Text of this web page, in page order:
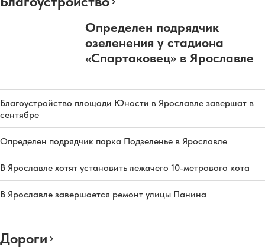
Определен подрядчик
озеленения у стадиона
«Спартаковец» в Ярославле
Благоустройство площади Юности в Ярославле завершат в
сентябре
Определен подрядчик парка Подзеленье в Ярославле
В Ярославле хотят установить лежачего 10-метрового кота
В Ярославле завершается ремонт улицы Панина
Дороги